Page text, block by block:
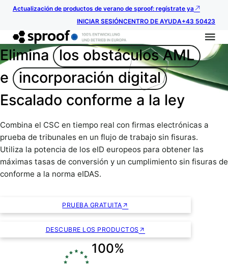
Actualización de productos de verano de sproof: regístrate ya
INICIAR SESIÓNCENTRO DE AYUDA+43 50423
Elimina
los obstáculos AML
e
incorporación digital
Escalado conforme a la ley
Combina el CSC en tiempo real con firmas electrónicas a
prueba de tribunales en un flujo de trabajo sin fisuras.
Utiliza la potencia de los eID europeos para obtener las
máximas tasas de conversión y un cumplimiento sin fisuras de
conforme a la norma eIDAS.
PRUEBA GRATUITA
DESCUBRE LOS PRODUCTOS
100%